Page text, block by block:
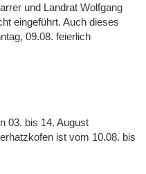
und Landrat Wolfgang
eingeführt. Auch dieses
09.08. feierlich
03. bis 14. August
ist vom 10.08. bis